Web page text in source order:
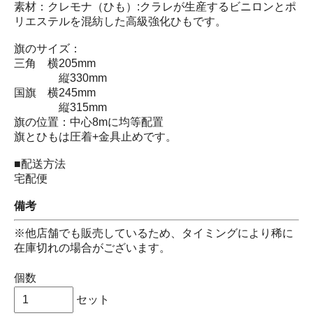
素材：クレモナ（ひも）:クラレが生産するビニロンとポ
リエステルを混紡した高級強化ひもです。
旗のサイズ：
三角 横205mm
縦330mm
国旗 横245mm
縦315mm
旗の位置：中心8mに均等配置
旗とひもは圧着+金具止めです。
■配送方法
宅配便
備考
※他店舗でも販売しているため、タイミングにより稀に
在庫切れの場合がございます。
個数
セット